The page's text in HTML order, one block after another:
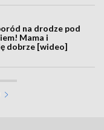
na drodze pod
Mama i
dobrze [wideo]